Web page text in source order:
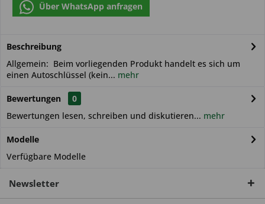
Über WhatsApp anfragen
Beschreibung
Allgemein: Beim vorliegenden Produkt handelt es sich um
einen Autoschlüssel (kein... mehr
Bewertungen
0
Bewertungen lesen, schreiben und diskutieren... mehr
Modelle
Verfügbare Modelle
Newsletter